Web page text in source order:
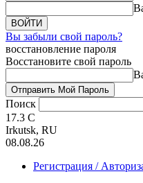
Вы забыли свой пароль?
восстановление пароля
Восстановите свой пароль
Поиск
17.3 C
Irkutsk, RU
08.08.26
Регистрация /